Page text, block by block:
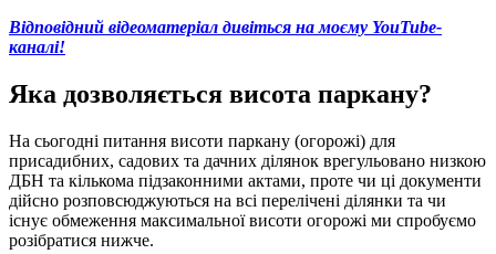
Відповідний відеоматеріал дивіться на моєму YouTube-
каналі!
Яка дозволяється висота паркану?
На сьогодні питання висоти паркану (огорожі) для
присадибних, садових та дачних ділянок врегульовано низкою
ДБН та кількома підзаконними актами, проте чи ці документи
дійсно розповсюджуються на всі перелічені ділянки та чи
існує обмеження максимальної висоти огорожі ми спробуємо
розібратися нижче.